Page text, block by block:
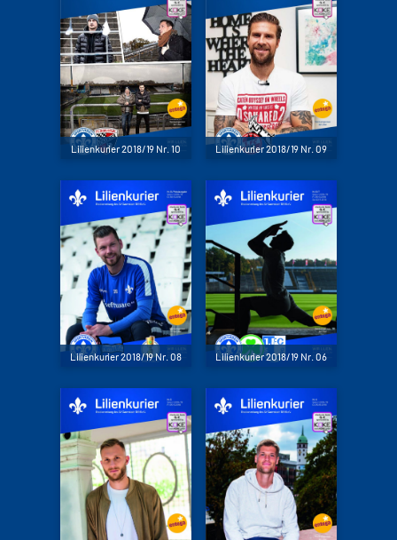
Lilienkurier 2018/19 Nr. 10 Lilienkurier 2018/19 Nr. 09
Lilienkurier 2018/19 Nr. 08 Lilienkurier 2018/19 Nr. 06